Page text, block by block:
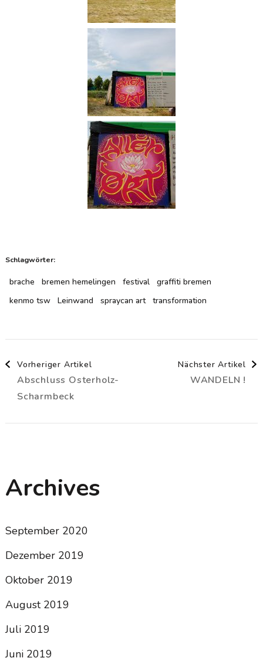
Schlagwörter:
brache bremen hemelingen festival
graffiti bremen
kenmo tsw
Leinwand spraycan art transformation
Beitragsnavigation
Vorheriger Artikel
Abschluss Osterholz-
Scharmbeck
Nächster Artikel
WANDELN !
Archives
September 2020
Dezember 2019
Oktober 2019
August 2019
Juli 2019
Juni 2019